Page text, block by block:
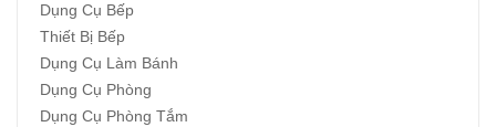
Dụng Cụ Bếp
Thiết Bị Bếp
Dụng Cụ Làm Bánh
Dụng Cụ Phòng
Dụng Cụ Phòng Tắm